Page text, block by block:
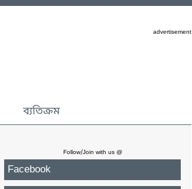
advertisement
ব্যতিক্রম
Follow/Join with us @
Facebook